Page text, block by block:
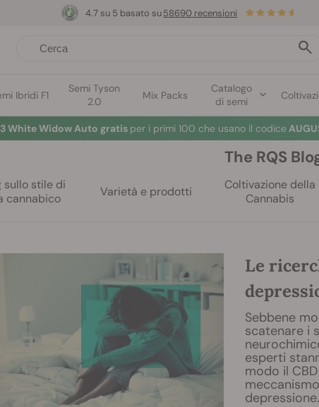
Ibridi F1
Semi Tyson
2.0
Mix Packs
Catalogo
di semi
4.7 su 5 basato su58690 recensioni
3 White Widow Auto gratis per i primi 100 che usano il codice
The RQS
sullo stile di
cannabico
Varietà e prodotti
Coltivazione della
Cannabis
Le
Sebbene
scatenare i
esperti
modo il
depressione.